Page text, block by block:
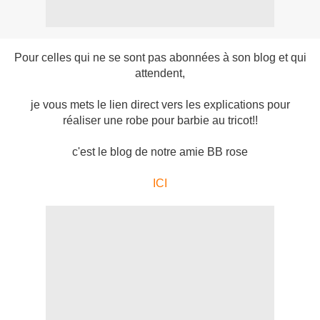
Pour celles qui ne se sont pas abonnées à son blog et qui
attendent,
je vous mets le lien direct vers les explications pour
réaliser une robe pour barbie au tricot!!
c'est le blog de notre amie BB rose
ICI